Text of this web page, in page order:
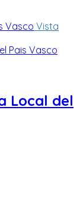
Vista
Local del